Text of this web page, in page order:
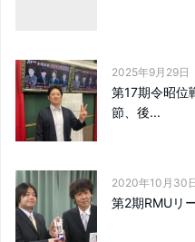
2025年9月29日
第17期令昭位
節、後...
2020年10月30
第2期RMUリ